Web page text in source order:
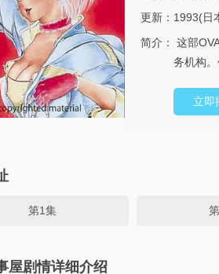
更新：1993(日
简介：
这部
务机构
立即
第1集
屋剧情详细介绍